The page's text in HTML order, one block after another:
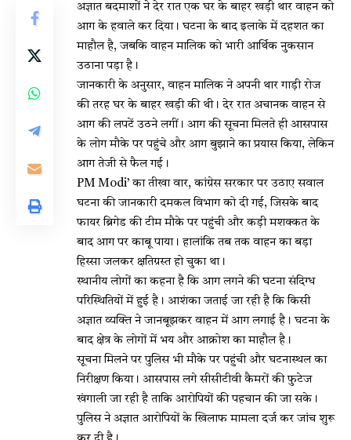
अज्ञात बदमाशों ने देर रात एक घर के बाहर खड़ी थार वाहन को
आग के हवाले कर दिया। घटना के बाद इलाके में दहशत का
माहौल है, जबकि वाहन मालिक को भारी आर्थिक नुकसान
उठाना पड़ा है।
जानकारी के अनुसार, वाहन मालिक ने अपनी थार गाड़ी रोज
की तरह घर के बाहर खड़ी की थी। देर रात अचानक वाहन से
आग की लपटें उठने लगीं। आग की सूचना मिलते ही आसपास
के लोग मौके पर पहुंचे और आग बुझाने का प्रयास किया, लेकिन
आग तेजी से फैल गई।
PM Modi’ का तीखा वार, कांग्रेस सरकार पर उठाए सवाल
घटना की जानकारी दमकल विभाग को दी गई, जिसके बाद
फायर ब्रिगेड की टीम मौके पर पहुंची और कड़ी मशक्कत के
बाद आग पर काबू पाया। हालांकि तब तक वाहन का बड़ा
हिस्सा जलकर क्षतिग्रस्त हो चुका था।
स्थानीय लोगों का कहना है कि आग लगने की घटना संदिग्ध
परिस्थितियों में हुई है। आशंका जताई जा रही है कि किसी
अज्ञात व्यक्ति ने जानबूझकर वाहन में आग लगाई है। घटना के
बाद क्षेत्र के लोगों में भय और आक्रोश का माहौल है।
सूचना मिलने पर पुलिस भी मौके पर पहुंची और घटनास्थल का
निरीक्षण किया। आसपास लगे सीसीटीवी कैमरों की फुटेज
खंगाली जा रही है ताकि आरोपियों की पहचान की जा सके।
पुलिस ने अज्ञात आरोपियों के खिलाफ मामला दर्ज कर जांच शुरू